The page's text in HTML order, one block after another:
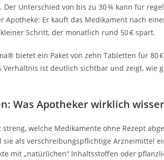
Unterschied von bis zu 30 % kann für
Er kauft das Medikament nach
Schritt, der monatlich rund 50 € spart.
bietet ein Paket von zehn Tabletten für 80
Verhältnis ist deutlich sichtbar und zeigt, wie
Was Apotheker wirklich
streng, welche Medikamente ohne Rezept
als verschreibungspflichtige Arzneimittel
mit „natürlichen“ Inhaltsstoffen oder